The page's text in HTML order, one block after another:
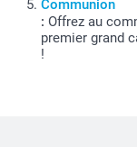
Communion
: Offrez au
premier grand
!